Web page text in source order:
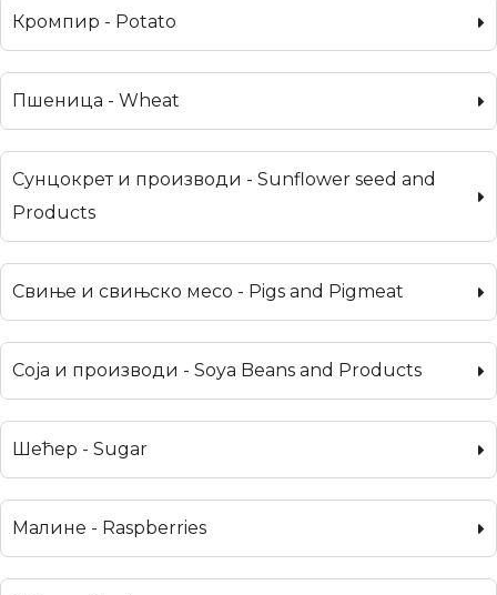
Кромпир - Potato
Пшеница - Wheat
Сунцокрет и производи - Sunflower seed and
Products
Свиње и свињско месо - Pigs and Pigmeat
Соја и производи - Soya Beans and Products
Шећер - Sugar
Малине - Raspberries